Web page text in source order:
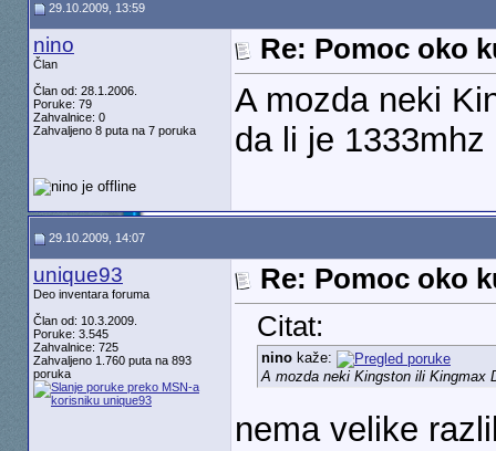
29.10.2009, 13:59
nino
Član
Član od: 28.1.2006.
Poruke: 79
Zahvalnice: 0
Zahvaljeno 8 puta na 7 poruka
Re: Pomoc oko
A mozda neki
da li je
29.10.2009, 14:07
unique93
Deo inventara foruma
Član od: 10.3.2009.
Poruke: 3.545
Zahvalnice: 725
Zahvaljeno 1.760 puta na 893
poruka
Re: Pomoc oko
Citat:
ninokaže:
A mozda neki Kingston ili Kingmax
nema velike